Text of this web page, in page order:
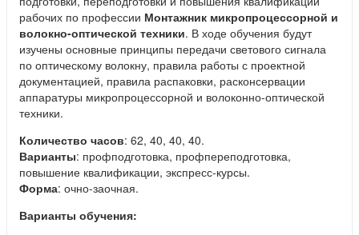
рабочих по профессии Монтажник микропроцессорной и
волокно-оптической техники. В ходе обучения будут
изучены основные принципы передачи светового сигнала
по оптическому волокну, правила работы с проектной
документацией, правила распаковки, расконсервации
аппаратуры микропроцессорной и волоконно-оптической
техники.
Количество часов: 62, 40, 40, 40.
Варианты: профподготовка, профпереподготовка,
повышение квалификации, экспресс-курсы.
Форма: очно-заочная.
Варианты обучения: